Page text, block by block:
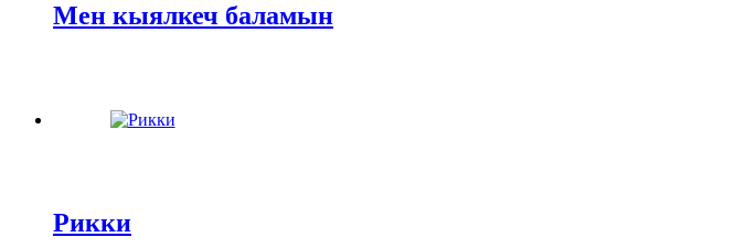
Мен кыялкеч баламын
Рикки